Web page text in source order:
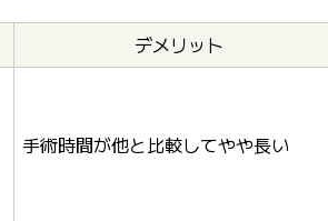
デメリット
手術時間が他と比較してやや長い